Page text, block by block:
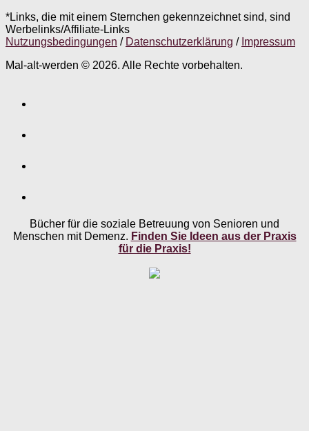
*Links, die mit einem Sternchen gekennzeichnet sind, sind
Werbelinks/Affiliate-Links
Nutzungsbedingungen / Datenschutzerklärung / Impressum
Mal-alt-werden © 2026. Alle Rechte vorbehalten.
Bücher für die soziale Betreuung von Senioren und
Menschen mit Demenz. Finden Sie Ideen aus der Praxis
für die Praxis!